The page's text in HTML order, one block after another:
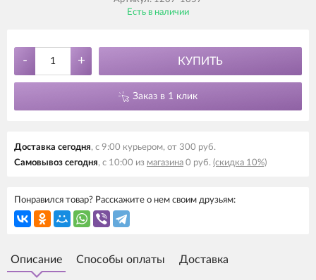
Есть в наличии
- + КУПИТЬ
Заказ в 1 клик
Доставка сегодня, с 9:00 курьером, от 300 руб.
Самовывоз сегодня, с 10:00 из магазина 0 руб. (скидка 10%)
Понравился товар? Расскажите о нем своим друзьям:
Описание Способы оплаты Доставка